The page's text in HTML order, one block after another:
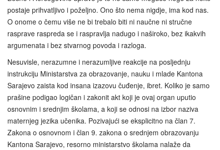
postaje prihvatljivo i poželjno. Ono što nema nigdje, ima kod nas.
O onome o čemu više ne bi trebalo biti ni naučne ni stručne
rasprave raspreda se i raspravlja nadugo i naširoko, bez ikakvih
argumenata i bez stvarnog povoda i razloga.
Nesuvisle, nerazumne i nerazumljive reakcije na posljednju
instrukciju Ministarstva za obrazovanje, nauku i mlade Kantona
Sarajevo zaista kod insana izazovu čuđenje, ibret. Koliko je samo
prašine podigao logičan i zakonit akt koji je ovaj organ uputio
osnovnim i srednjim školama, a koji se odnosi na izbor naziva
maternjeg jezika učenika. Pozivajući se eksplicitno na član 7.
Zakona o osnovnom i član 9. zakona o srednjem obrazovanju
Kantona Sarajevo, resorno ministarstvo školama nalaže da